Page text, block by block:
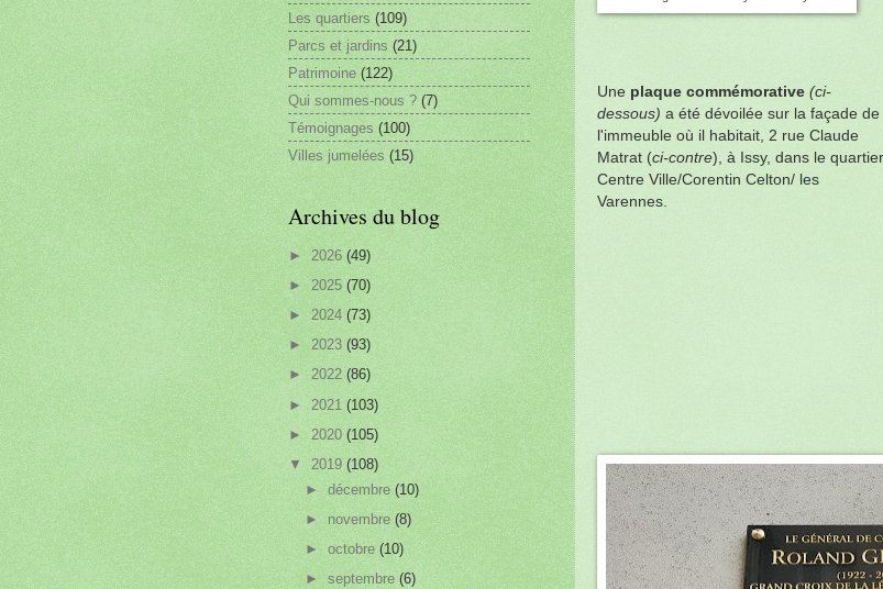
Une plaque commémorative (ci-
dessous) a été dévoilée sur la façade de
l'immeuble où il habitait, 2 rue Claude
Matrat (ci-contre), à Issy, dans le quartier
Centre Ville/Corentin Celton/ les
Varennes.
Les quartiers (109)
Parcs et jardins (21)
Patrimoine (122)
Qui sommes-nous ? (7)
Témoignages (100)
Villes jumelées (15)
Archives du blog
► 2026 (49)
► 2025 (70)
► 2024 (73)
► 2023 (93)
► 2022 (86)
► 2021 (103)
► 2020 (105)
▼ 2019 (108)
►décembre(10)
► novembre(8)
►octobre(10)
►septembre(6)